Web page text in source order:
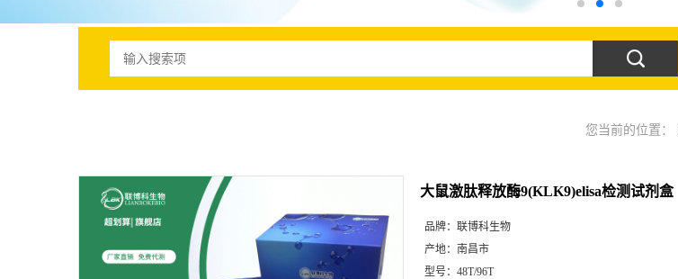
您当前的位置：
大鼠激肽释放酶9(KLK9)elisa检测试剂盒
品牌： 联博科生物
产地： 南昌市
型号： 48T/96T